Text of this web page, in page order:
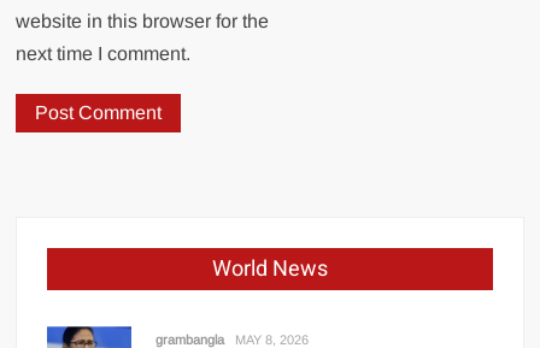
website in this browser for the
next time I comment.
World News
grambangla MAY 8, 2026